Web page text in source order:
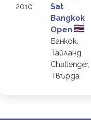
2010
Sat
Bangkok
Open
Банкок,
Тайланд
Challenger,
Твърда